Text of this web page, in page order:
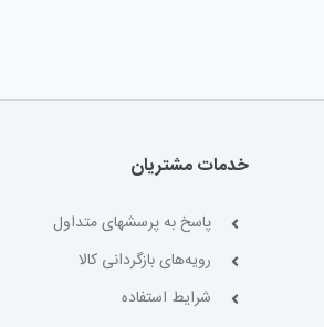
خدمات مشتریان
پاسخ به پرسشهای متداول
رویه‌های بازگردانی کالا
شرایط استفاده